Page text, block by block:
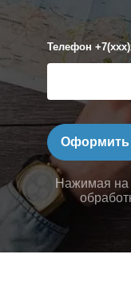
Телефон
Оформить
Нажимая на